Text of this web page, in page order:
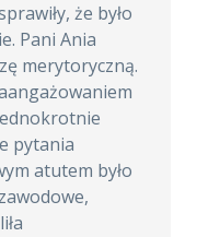
że było
Pani Ania
merytoryczną.
pytania
atutem było